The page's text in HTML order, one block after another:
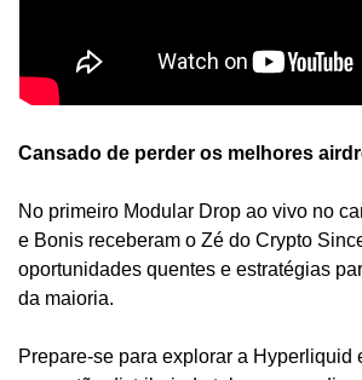
Cansado de perder os melhores
No primeiro Modular Drop ao vivo no
e Bonis receberam o Zé do Crypto
oportunidades quentes e estratégias
da maioria.
Prepare-se para explorar a Hyperliquid